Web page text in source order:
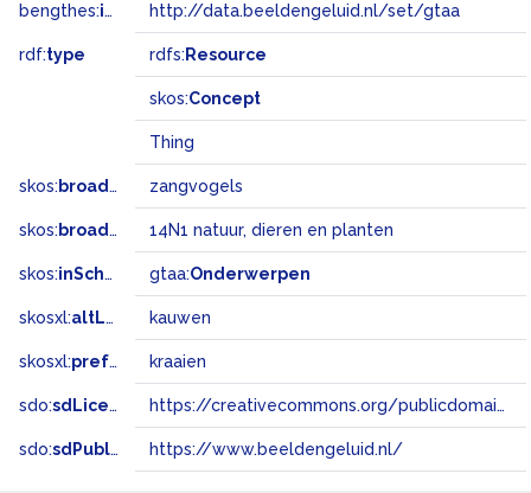
bengthes:inSet http://data.beeldengeluid.nl/set/gtaa
rdf:type rdfs: Resource
skos:Concept
Thing
skos: broader zangvogels
skos: broadMatch 14N1 natuur, dieren en planten
skos:inScheme gtaa:Onderwerpen
skosxl:altLabel kauwen
skosxl:prefLabel kraaien
sdo:sdLicense https://creativecommons.org/publicdomain/zero/1.0/
sdo:sdPublisher https://www.beeldengeluid.nl/